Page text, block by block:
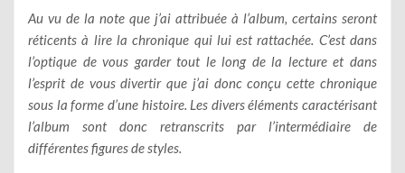
Au vu de la note que j’ai attribuée à l’album, certains seront
réticents à lire la chronique qui lui est rattachée. C’est dans
l’optique de vous garder tout le long de la lecture et dans
l’esprit de vous divertir que j’ai donc conçu cette chronique
sous la forme d’une histoire. Les divers éléments caractérisant
l’album sont donc retranscrits par l’intermédiaire de
différentes figures de styles.